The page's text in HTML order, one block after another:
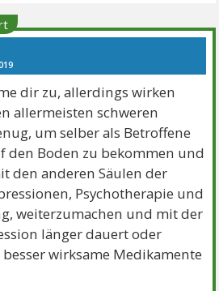
dir zu, allerdings wirken
allermeisten schweren
um selber als Betroffene
den Boden zu bekommen und
den anderen Säulen der
Psychotherapie und
weiterzumachen und mit der
länger dauert oder
wirksame Medikamente